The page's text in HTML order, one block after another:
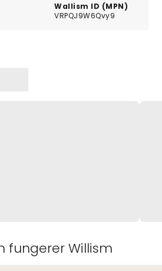
Wallism ID (MPN)
VRPQJ9W6Qvy9
fungerer Willism